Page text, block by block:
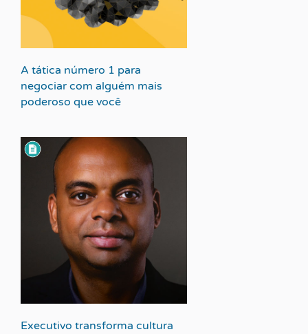
A tática número 1 para
negociar com alguém mais
poderoso que você
Executivo transforma cultura